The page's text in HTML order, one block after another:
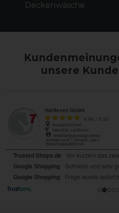
Deckenwäsche
unsere